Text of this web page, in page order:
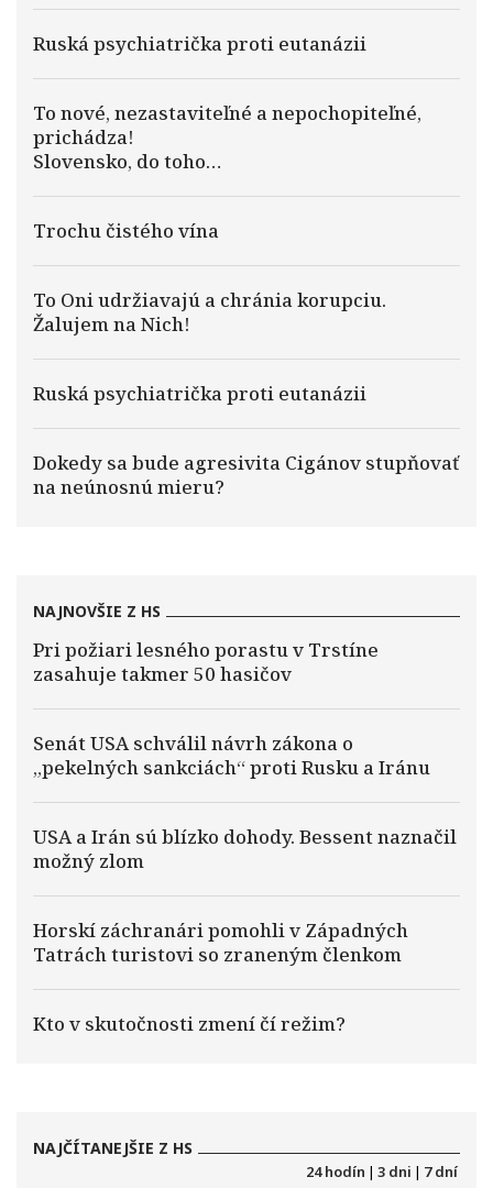
Ruská psychiatrička proti eutanázii
To nové, nezastaviteľné a nepochopiteľné,
prichádza!
Slovensko, do toho…
Trochu čistého vína
To Oni udržiavajú a chránia korupciu.
Žalujem na Nich!
Ruská psychiatrička proti eutanázii
Dokedy sa bude agresivita Cigánov stupňovať
na neúnosnú mieru?
NAJNOVŠIE Z HS
Pri požiari lesného porastu v Trstíne
zasahuje takmer 50 hasičov
Senát USA schválil návrh zákona o
„pekelných sankciách“ proti Rusku a Iránu
USA a Irán sú blízko dohody. Bessent naznačil
možný zlom
Horskí záchranári pomohli v Západných
Tatrách turistovi so zraneným členkom
Kto v skutočnosti zmení čí režim?
NAJČÍTANEJŠIE Z HS
24 hodín | 3 dni | 7 dní